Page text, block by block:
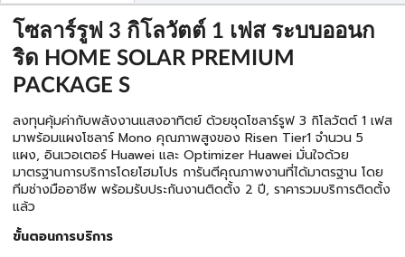
โซลาร์รูฟ 3 กิโลวัตต์ 1 เฟส ระบบออนก
ริด HOME SOLAR PREMIUM
PACKAGE S
ลงทุนคุ้มค่ากับพลังงานแสงอาทิตย์ ด้วยชุดโซลาร์รูฟ 3 กิโลวัตต์ 1 เฟส
มาพร้อมแผงโซลาร์ Mono คุณภาพสูงของ Risen Tier1 จำนวน 5
แผง, อินเวอเตอร์ Huawei และ Optimizer Huawei มั่นใจด้วย
มาตรฐานการบริการโดยโฮมโปร การันตีคุณภาพงานที่ได้มาตรฐาน โดย
ทีมช่างมืออาชีพ พร้อมรับประกันงานติดตั้ง 2 ปี, ราคารวมบริการติดตั้ง
แล้ว
ขั้นตอนการบริการ